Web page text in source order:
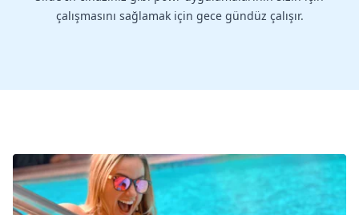
çalışmasını sağlamak için gece gündüz çalışır.